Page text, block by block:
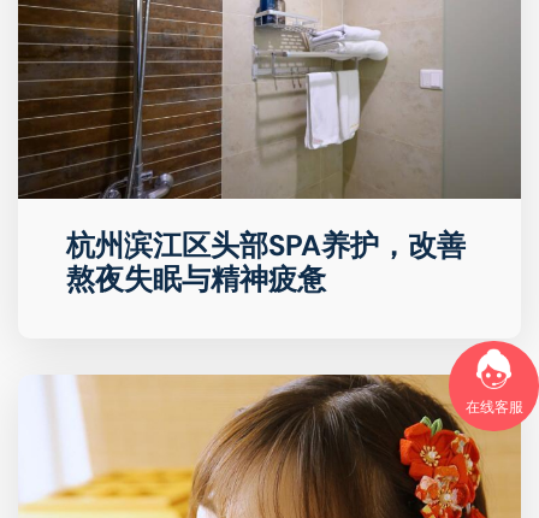
在线客服
杭州滨江区头部SPA养护，改善
熬夜失眠与精神疲惫